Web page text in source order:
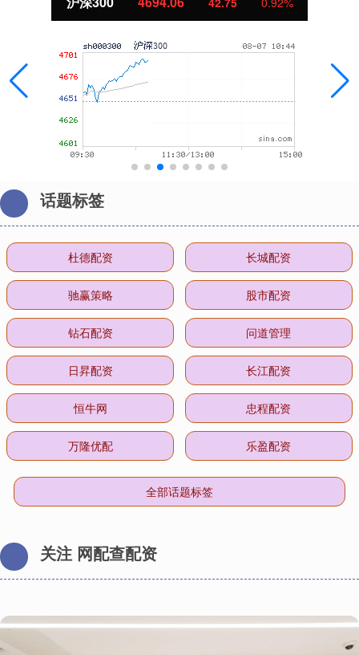
话题标签
杜德配资 长城配资
驰赢策略 股市配资
钻石配资 问道管理
日昇配资 长江配资
恒牛网 忠程配资
万隆优配 乐盈配资
全部话题标签
关注 网配查配资